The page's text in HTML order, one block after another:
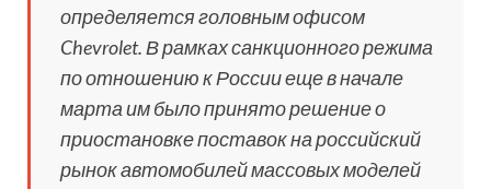
определяется головным офисом
Chevrolet. В рамках санкционного режима
по отношению к России еще в начале
марта им было принято решение о
приостановке поставок на российский
рынок автомобилей массовых моделей